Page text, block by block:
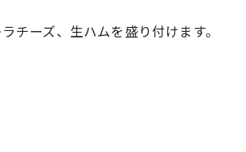
チーズ、生ハムを盛り付けます。